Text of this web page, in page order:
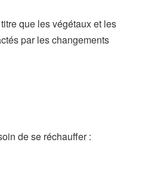
que les végétaux et les
par les changements
de se réchauffer :